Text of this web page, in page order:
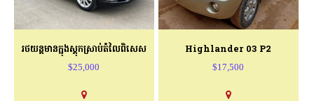
រថយន្ដមានក្នុងស្តុកស្រាប់តំលៃពិសេស
$25,000
Highlander 03 P2
$17,500